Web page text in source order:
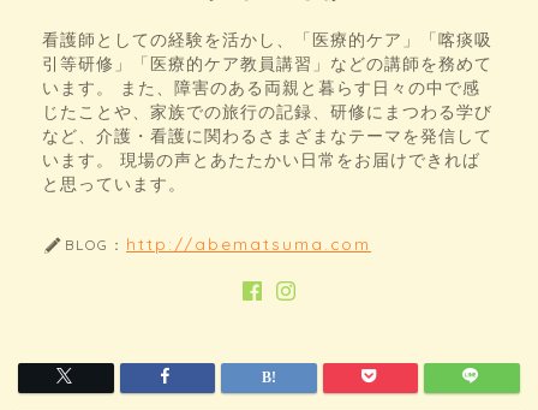
看護師としての経験を活かし、「医療的ケア」「喀痰吸
引等研修」「医療的ケア教員講習」などの講師を務めて
います。 また、障害のある両親と暮らす日々の中で感
じたことや、家族での旅行の記録、研修にまつわる学び
など、介護・看護に関わるさまざまなテーマを発信して
います。 現場の声とあたたかい日常をお届けできれば
と思っています。
BLOG： http://abematsuma.com